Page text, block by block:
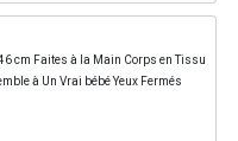
cm Faites à la Main Corps en Tissu
à Un Vrai bébé Yeux Fermés